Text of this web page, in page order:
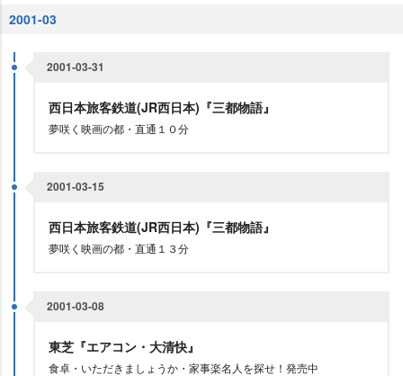
2001-03
2001-03-31
西日本旅客鉄道(JR西日本)『三都物語』
夢咲く映画の都・直通１０分
2001-03-15
西日本旅客鉄道(JR西日本)『三都物語』
夢咲く映画の都・直通１３分
2001-03-08
東芝『エアコン・大清快』
食卓・いただきましょうか・家事楽名人を探せ！発売中